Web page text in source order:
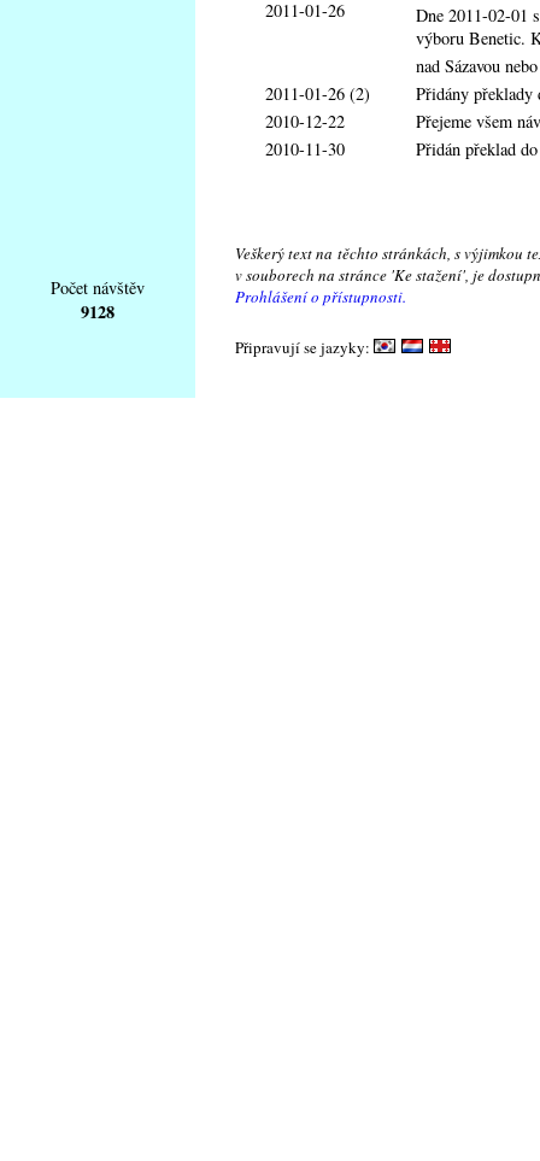
2011-01-26
Dne 2011-02-01
výboru Benetic.
nad Sázavou
2011-01-26 (2)
Přidány
2010-12-22
Přejeme všem
2010-11-30
Přidán překlad
Počet návštěv
9128
Veškerý text na těchto stránkách, s výjimkou
v souborech na stránce 'Ke stažení', je
Prohlášení o přístupnosti.
Připravují se jazyky: